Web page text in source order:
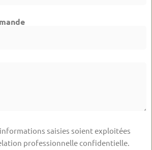
saisies soient exploitées
professionnelle confidentielle.